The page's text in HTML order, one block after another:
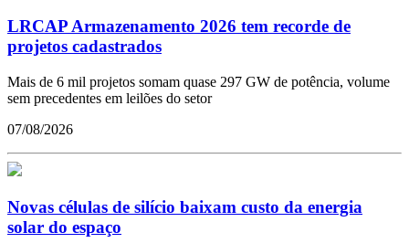
LRCAP Armazenamento 2026 tem recorde de
projetos cadastrados
Mais de 6 mil projetos somam quase 297 GW de potência, volume
sem precedentes em leilões do setor
07/08/2026
Novas células de silício baixam custo da energia
solar do espaço